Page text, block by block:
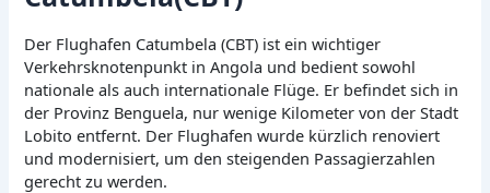
Der Flughafen Catumbela (CBT) ist ein wichtiger
Verkehrsknotenpunkt in Angola und bedient sowohl
nationale als auch internationale Flüge. Er befindet sich in
der Provinz Benguela, nur wenige Kilometer von der Stadt
Lobito entfernt. Der Flughafen wurde kürzlich renoviert
und modernisiert, um den steigenden Passagierzahlen
gerecht zu werden.